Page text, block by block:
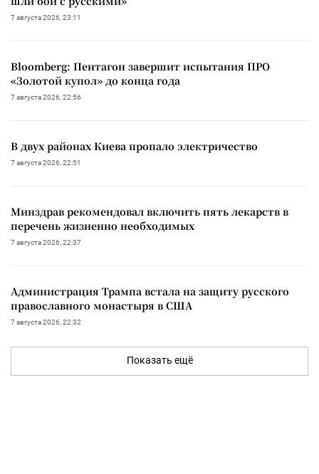
7 августа 2026, 23:11
Bloomberg: Пентагон завершит испытания ПРО
«Золотой купол» до конца года
7 августа 2026, 22:56
В двух районах Киева пропало электричество
7 августа 2026, 22:51
Минздрав рекомендовал включить пять лекарств в
перечень жизненно необходимых
7 августа 2026, 22:37
Администрация Трампа встала на защиту русского
православного монастыря в США
7 августа 2026, 22:32
Показать ещё